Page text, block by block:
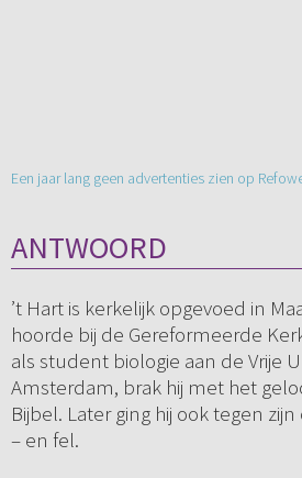
Een jaar lang geen advertenties zien op
ANTWOORD
’t Hart is kerkelijk opgevoed in
hoorde bij de Gereformeerde
als student biologie aan de Vrije
Amsterdam, brak hij met het
Bijbel. Later ging hij ook tegen
– en fel.